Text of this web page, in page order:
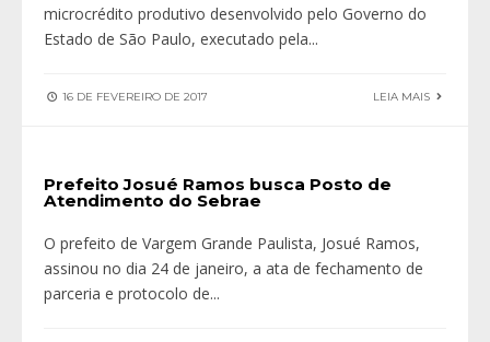
microcrédito produtivo desenvolvido pelo Governo do
Estado de São Paulo, executado pela...
16 DE FEVEREIRO DE 2017 LEIA MAIS
Prefeito Josué Ramos busca Posto de
Atendimento do Sebrae
O prefeito de Vargem Grande Paulista, Josué Ramos,
assinou no dia 24 de janeiro, a ata de fechamento de
parceria e protocolo de...